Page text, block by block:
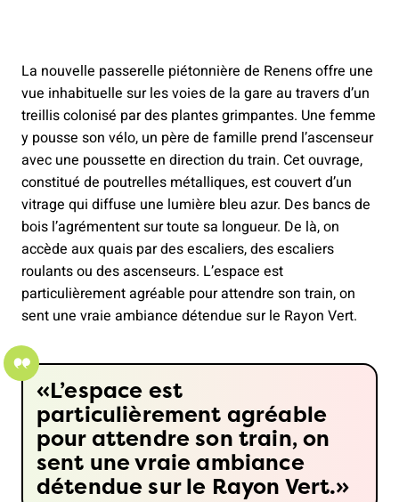
La nouvelle passerelle piétonnière de Renens offre une
vue inhabituelle sur les voies de la gare au travers d’un
treillis colonisé par des plantes grimpantes. Une femme
y pousse son vélo, un père de famille prend l’ascenseur
avec une poussette en direction du train. Cet ouvrage,
constitué de poutrelles métalliques, est couvert d’un
vitrage qui diffuse une lumière bleu azur. Des bancs de
bois l’agrémentent sur toute sa longueur. De là, on
accède aux quais par des escaliers, des escaliers
roulants ou des ascenseurs. L’espace est
particulièrement agréable pour attendre son train, on
sent une vraie ambiance détendue sur le Rayon Vert.
L’espace est
particulièrement agréable
pour attendre son train, on
sent une vraie ambiance
détendue sur le Rayon Vert.